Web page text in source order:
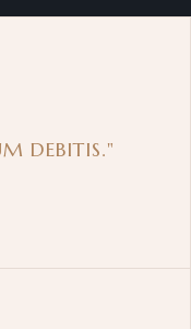
DEBITIS."